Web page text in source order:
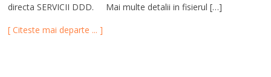
directa SERVICII DDD. Mai multe detalii in fisierul […]
[ Citeste mai departe ... ]